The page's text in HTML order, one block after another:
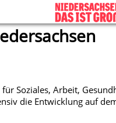
Soziales, Arbeit,
die Entwicklung auf